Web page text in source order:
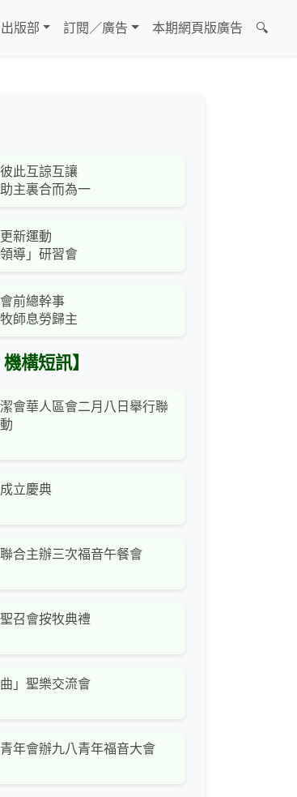
出版部 訂閱／廣告 本期網頁版廣告 🔍
此互諒互讓
主裏合而為一
新運動
導」研習會
前總幹事
師息勞歸主
機構短訊】
會華人區會二月八日舉行聯
立慶典
合主辦三次福音午餐會
召會按牧典禮
曲」聖樂交流會
年會辦九八青年福音大會